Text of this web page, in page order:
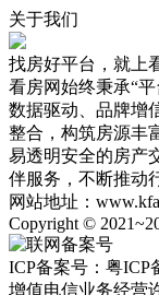
关于我们
找房好平台，就上
看房网始终秉承“
数据驱动、品牌增
整合，构筑房源丰
易透明安全的房产
伴服务，不断推动
网站地址：
Copyright ©
ICP备案号：粤ICP
增值电信业务经营